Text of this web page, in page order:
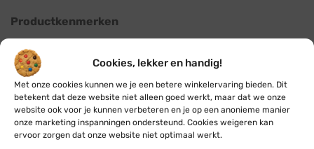
Cookies, lekker en handig!
Met onze cookies kunnen we je een betere winkelervaring bieden. Dit
betekent dat deze website niet alleen goed werkt, maar dat we onze
website ook voor je kunnen verbeteren en je op een anonieme manier
onze marketing inspanningen ondersteund. Cookies weigeren kan
ervoor zorgen dat onze website niet optimaal werkt.
Productkenmerken
Merk
Serie
Soort verlichting
:
smart kerstverlichting
Afmeting controller
:
12,5 x 3,8 x 2,3 cm
Lengte lampjes poort kabels
:
20 cm